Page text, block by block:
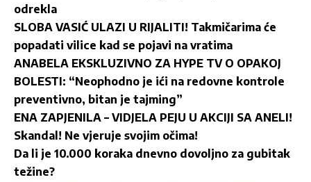
odrekla
SLOBA VASIĆ ULAZI U RIJALITI! Takmičarima će
popadati vilice kad se pojavi na vratima
ANABELA EKSKLUZIVNO ZA HYPE TV O OPAKOJ
BOLESTI: “Neophodno je ići na redovne kontrole
preventivno, bitan je tajming”
ENA ZAPJENILA – VIDJELA PEJU U AKCIJI SA ANELI!
Skandal! Ne vjeruje svojim očima!
Da li je 10.000 koraka dnevno dovoljno za gubitak
težine?